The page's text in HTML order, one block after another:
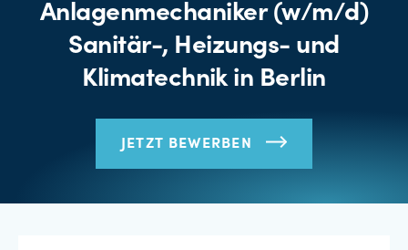
Anlagenmechaniker (w/m/d)
Sanitär-, Heizungs- und
Klimatechnik in Berlin
JETZT BEWERBEN